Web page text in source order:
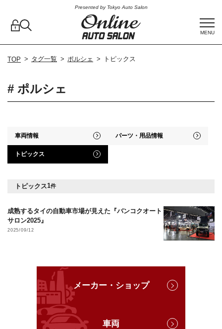
Presented by Tokyo Auto Salon
MENU
TOP タグ一覧 ポルシェ トピックス
# ポルシェ
車両情報 パーツ・用品情報
トピックス
トピックス1件
成熟するタイの自動車市場が見えた『バンコクオート
サロン2025』
2025/09/12
メーカー・ショップ
車両